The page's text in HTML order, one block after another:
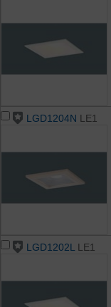
LGD1204N LE1
LGD1202L LE1